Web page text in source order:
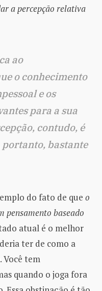
a percepção relativa
ao
o conhecimento
e os
para a sua
contudo, é
portanto, bastante
do fato de que o
pensamento baseado
atual é o melhor
ter de como a
Você tem
quando o joga fora